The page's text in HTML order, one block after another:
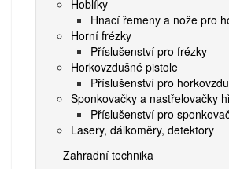
Hoblíky
Hnací řemeny a nože pro
Horní frézky
Příslušenství pro frézky
Horkovzdušné pistole
Příslušenství pro
Sponkovačky a nastřelovačky
Příslušenství pro
Lasery, dálkoměry, detektory
Zahradní technika